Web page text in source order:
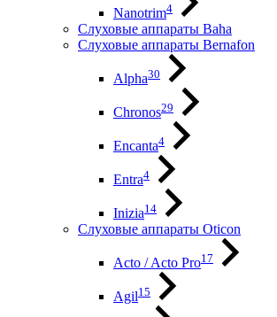
Nanotrim4
Слуховые аппараты Baha
Слуховые аппараты Bernafon
Alpha30
Chronos29
Encanta4
Entra4
Inizia14
Слуховые аппараты Oticon
Acto / Acto Pro17
Agil15